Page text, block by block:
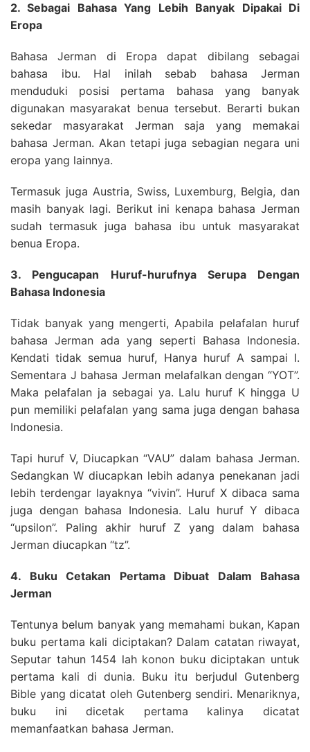
2. Sebagai Bahasa Yang Lebih Banyak Dipakai Di
Eropa
Bahasa Jerman di Eropa dapat dibilang sebagai
bahasa ibu. Hal inilah sebab bahasa Jerman
menduduki posisi pertama bahasa yang banyak
digunakan masyarakat benua tersebut. Berarti bukan
sekedar masyarakat Jerman saja yang memakai
bahasa Jerman. Akan tetapi juga sebagian negara uni
eropa yang lainnya.
Termasuk juga Austria, Swiss, Luxemburg, Belgia, dan
masih banyak lagi. Berikut ini kenapa bahasa Jerman
sudah termasuk juga bahasa ibu untuk masyarakat
benua Eropa.
3. Pengucapan Huruf-hurufnya Serupa Dengan
Bahasa Indonesia
Tidak banyak yang mengerti, Apabila pelafalan huruf
bahasa Jerman ada yang seperti Bahasa Indonesia.
Kendati tidak semua huruf, Hanya huruf A sampai I.
Sementara J bahasa Jerman melafalkan dengan “YOT”.
Maka pelafalan ja sebagai ya. Lalu huruf K hingga U
pun memiliki pelafalan yang sama juga dengan bahasa
Indonesia.
Tapi huruf V, Diucapkan “VAU” dalam bahasa Jerman.
Sedangkan W diucapkan lebih adanya penekanan jadi
lebih terdengar layaknya “vivin”. Huruf X dibaca sama
juga dengan bahasa Indonesia. Lalu huruf Y dibaca
“upsilon”. Paling akhir huruf Z yang dalam bahasa
Jerman diucapkan “tz”.
4. Buku Cetakan Pertama Dibuat Dalam Bahasa
Jerman
Tentunya belum banyak yang memahami bukan, Kapan
buku pertama kali diciptakan? Dalam catatan riwayat,
Seputar tahun 1454 lah konon buku diciptakan untuk
pertama kali di dunia. Buku itu berjudul Gutenberg
Bible yang dicatat oleh Gutenberg sendiri. Menariknya,
buku ini dicetak pertama kalinya dicatat
memanfaatkan bahasa Jerman.